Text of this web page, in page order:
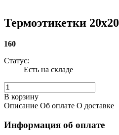
Термоэтикетки 20x20
160
Статус:
Есть на складе
В корзину
Описание Об оплате О доставке
Информация об оплате